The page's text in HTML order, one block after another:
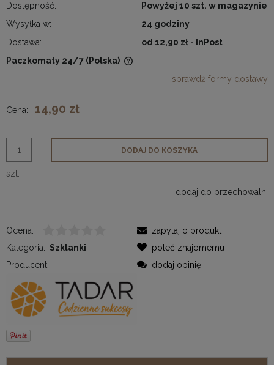
Dostępność:
Powyżej 10 szt. w magazynie
Wysyłka w:
24 godziny
Dostawa:
od 12,90 zł - InPost
Paczkomaty 24/7 (Polska)
sprawdź formy dostawy
Cena: 14,90 zł
szt.
DODAJ DO KOSZYKA
dodaj do przechowalni
Ocena:
Kategoria: Szklanki
Producent:
zapytaj o produkt
poleć znajomemu
dodaj opinię